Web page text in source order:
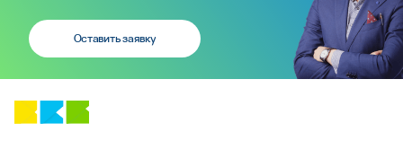
Оставить заявку